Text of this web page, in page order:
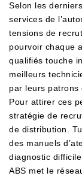
Selon les
services de
tensions de
pourvoir chaque
qualifiés touche
meilleurs
par leurs patrons
Pour attirer ces
stratégie de
de distribution.
des manuels
diagnostic
ABS met le